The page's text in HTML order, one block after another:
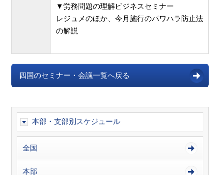
▼労務問題の理解ビジネスセミナー
レジュメのほか、今月施行のパワハラ防止法
の解説
四国のセミナー・会議一覧へ戻る
本部・支部別スケジュール
全国
本部